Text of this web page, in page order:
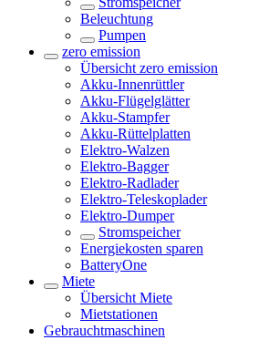
Beleuchtung
Pumpen
zero emission
Übersicht zero emission
Akku-Innenrüttler
Akku-Flügelglätter
Akku-Stampfer
Akku-Rüttelplatten
Elektro-Walzen
Elektro-Bagger
Elektro-Radlader
Elektro-Teleskoplader
Elektro-Dumper
Stromspeicher
Energiekosten sparen
BatteryOne
Miete
Übersicht Miete
Mietstationen
Gebrauchtmaschinen